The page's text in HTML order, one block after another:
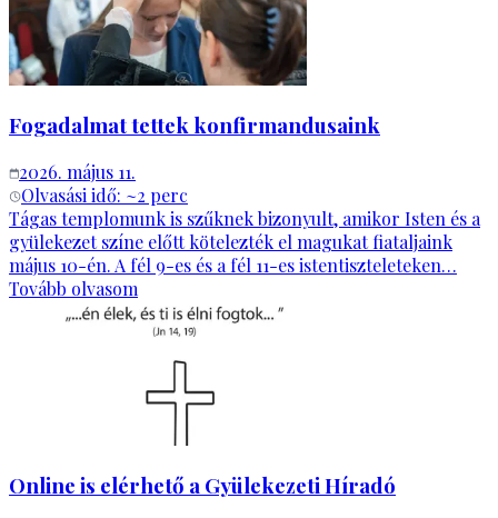
Fogadalmat tettek konfirmandusaink
2026. május 11.
Olvasási idő: ~2 perc
Tágas templomunk is szűknek bizonyult, amikor Isten és a
gyülekezet színe előtt kötelezték el magukat fiataljaink
május 10-én. A fél 9-es és a fél 11-es istentiszteleteken…
Tovább olvasom
Online is elérhető a Gyülekezeti Híradó